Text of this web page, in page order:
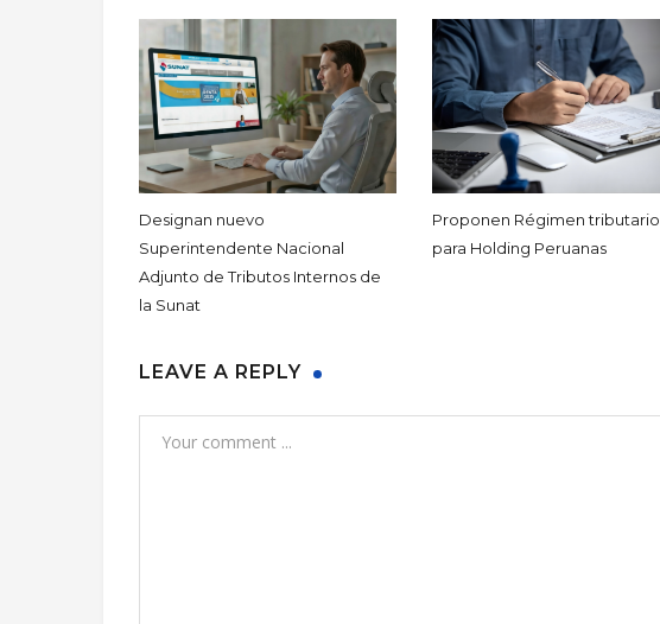
Designan nuevo
Superintendente Nacional
Adjunto de Tributos Internos de
la Sunat
Proponen Régimen tributario
para Holding Peruanas
LEAVE A REPLY